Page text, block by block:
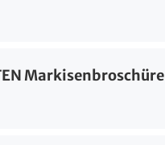
Markisenbroschüre